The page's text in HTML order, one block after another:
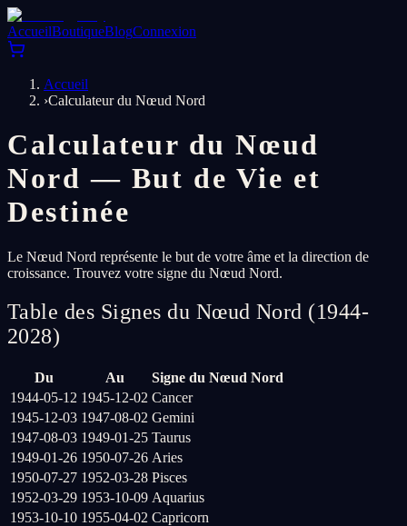
AccueilBoutiqueBlogConnexion
Accueil
›Calculateur du Nœud Nord
Calculateur du Nœud
Nord — But de Vie et
Destinée
Le Nœud Nord représente le but de votre âme et la direction de
croissance. Trouvez votre signe du Nœud Nord.
Table des Signes du Nœud Nord (1944-
2028)
Du Au
Signe du Nœud Nord
1944-05-12 1945-12-02 Cancer
1945-12-03 1947-08-02 Gemini
1947-08-03 1949-01-25 Taurus
1949-01-26 1950-07-26 Aries
1950-07-27 1952-03-28 Pisces
1952-03-29 1953-10-09 Aquarius
1953-10-10 1955-04-02 Capricorn